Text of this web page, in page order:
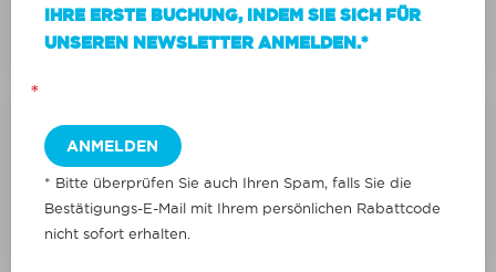
€ 538,00
Von€ 484,20 MEER INFO
IHRE ERSTE BUCHUNG, INDEM SIE SICH FÜR
UNSEREN NEWSLETTER ANMELDEN.*
*
* Bitte überprüfen Sie auch Ihren Spam, falls Sie die
Bestätigungs-E-Mail mit Ihrem persönlichen Rabattcode
nicht sofort erhalten.